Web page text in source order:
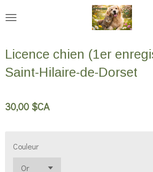
principal
Licence chien (1er
Saint-Hilaire-de-Dorset
30,00 $CA
Couleur